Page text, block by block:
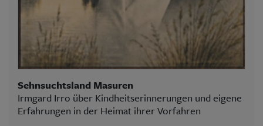
Sehnsuchtsland Masuren
Irmgard Irro über Kindheitserinnerungen und eigene
Erfahrungen in der Heimat ihrer Vorfahren